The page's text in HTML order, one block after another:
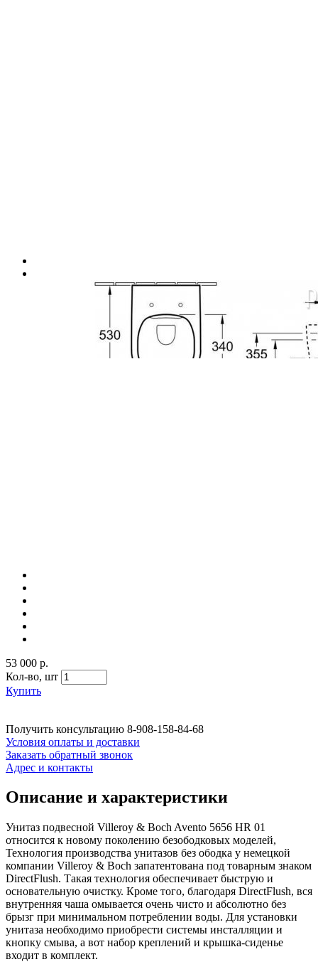
53 000 р.
Кол-во, шт
Купить
Получить консультацию 8-908-158-84-68
Условия оплаты и доставки
Заказать обратный звонок
Адрес и контакты
Описание и характеристики
Унитаз подвесной Villeroy & Boch Avento 5656 HR 01
относится к новому поколению безободковых моделей,
Технология производства унитазов без ободка у немецкой
компании Villeroy & Boch запатентована под товарным знаком
DirectFlush. Такая технология обеспечивает быструю и
основательную очистку. Кроме того, благодаря DirectFlush, вся
внутренняя чаша омывается очень чисто и абсолютно без
брызг при минимальном потреблении воды. Для установки
унитаза необходимо приобрести системы инсталляции и
кнопку смыва, а вот набор креплений и крышка-сиденье
входит в комплект.